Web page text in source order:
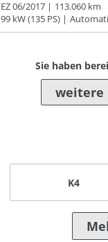
EZ 06/2017
113.060 km
99 kW (135 PS)
Sie haben
weitere
K4